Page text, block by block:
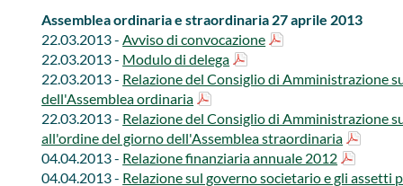
Assemblea ordinaria e straordinaria 27 aprile 2013
22.03.2013 -Avviso di convocazione
22.03.2013 - Modulo di delega
22.03.2013 - Relazione del Consiglio di Amministrazione
dell'Assemblea ordinaria
22.03.2013 - Relazione del Consiglio di Amministrazione
all'ordine del giorno dell'Assemblea straordinaria
04.04.2013 - Relazione finanziaria annuale 2012
04.04.2013 - Relazione sul governo societario e gli assetti